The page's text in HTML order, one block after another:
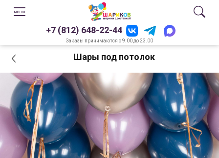
+7 (812) 648-22-44
Заказы принимаются с 9.00 до 23.00
Шары под потолок